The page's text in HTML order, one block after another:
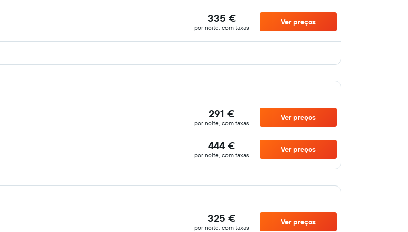
335 €
por noite, com taxas
Ver preços
291 €
por noite, com taxas
Ver preços
444 €
por noite, com taxas
Ver preços
325 €
por noite, com taxas
Ver preços